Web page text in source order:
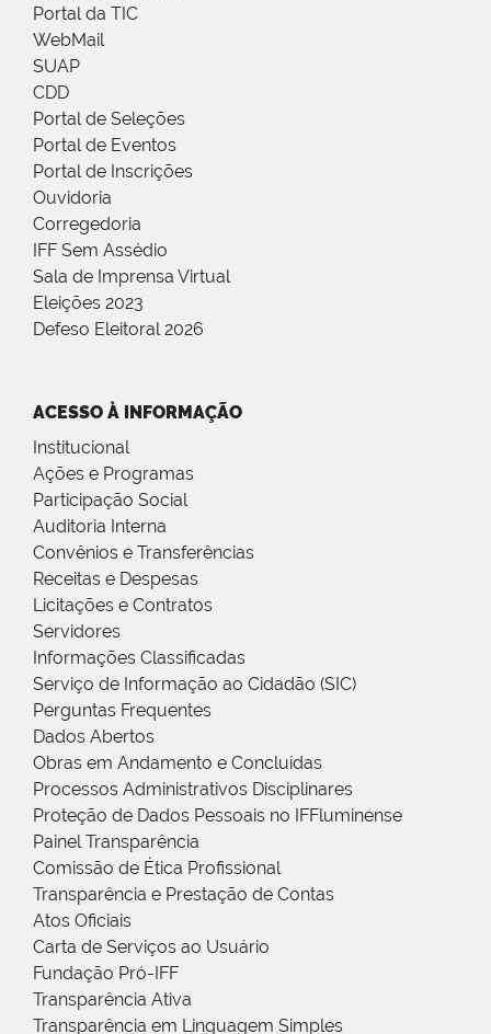
Portal da TIC
WebMail
SUAP
CDD
Portal de Seleções
Portal de Eventos
Portal de Inscrições
Ouvidoria
Corregedoria
IFF Sem Assédio
Sala de Imprensa Virtual
Eleições 2023
Defeso Eleitoral 2026
ACESSO À INFORMAÇÃO
Institucional
Ações e Programas
Participação Social
Auditoria Interna
Convênios e Transferências
Receitas e Despesas
Licitações e Contratos
Servidores
Informações Classificadas
Serviço de Informação ao Cidadão (SIC)
Perguntas Frequentes
Dados Abertos
Obras em Andamento e Concluídas
Processos Administrativos Disciplinares
Proteção de Dados Pessoais no IFFluminense
Painel Transparência
Comissão de Ética Profissional
Transparência e Prestação de Contas
Atos Oficiais
Carta de Serviços ao Usuário
Fundação Pró-IFF
Transparência Ativa
Transparência em Linguagem Simples